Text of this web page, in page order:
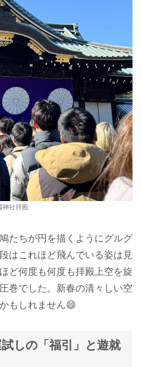
神社拝殿
たちが円を描くようにグルグ
はこれほど飛んでいる姿は見
ど何度も何度も拝殿上空を旋
巻でした。新春の清々しい空
もしれません😄
しの「福引」と遊就